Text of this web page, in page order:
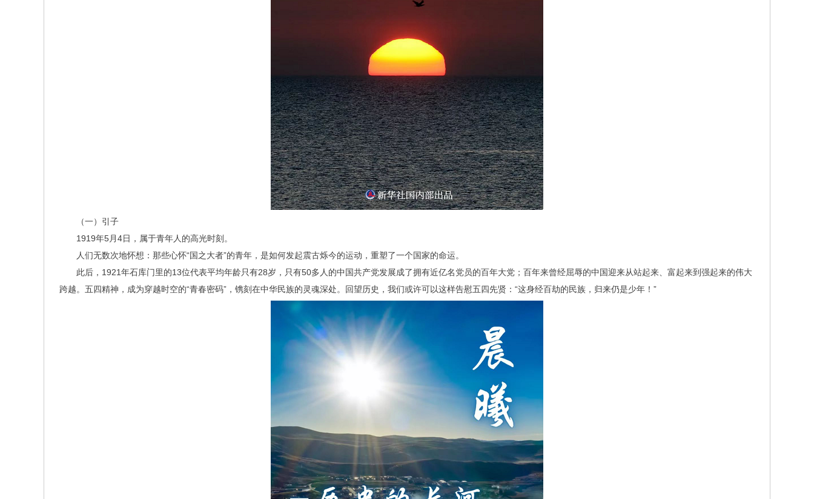
（一）引子
1919年5月4日，属于青年人的高光时刻。
人们无数次地怀想：那些心怀“国之大者”的青年，是如何发起震古烁今的运动，重塑了一个国家的命运。
此后，1921年石库门里的13位代表平均年龄只有28岁，只有50多人的中国共产党发展成了拥有近亿名党员的百年大党；百年来曾经屈辱的中国迎来从站起来、富起来到强起来的伟大
跨越。五四精神，成为穿越时空的“青春密码”，镌刻在中华民族的灵魂深处。回望历史，我们或许可以这样告慰五四先贤：“这身经百劫的民族，归来仍是少年！”